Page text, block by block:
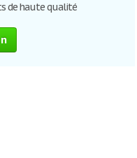
de haute qualité